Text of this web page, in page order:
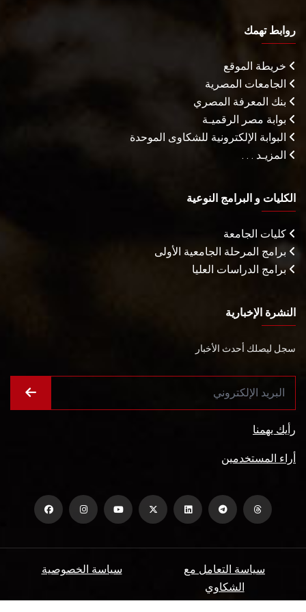
روابط تهمك
خريطة الموقع
الجامعات المصرية
بنك المعرفة المصري
بوابة مصر الرقميـة
البوابة الإلكترونية للشكاوى الموحدة
المزيـد . . .
الكليات و البرامج النوعية
كليات الجامعة
برامج المرحلة الجامعية الأولى
برامج الدراسات العليا
النشرة الإخبارية
سجل ليصلك أحدث الأخبار
رأيك يهمنا
أراء المستخدمين
سياسة الخصوصية
سياسة التعامل مع
الشكاوي